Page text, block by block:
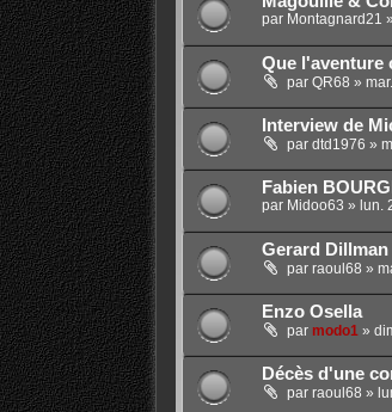
par Montagnard21 »
Que l'aventure
par QR68 »
Interview de
par dtd1976 »
Fabien
par Midoo63 » lun.
Gerard
par raoul68 »
Enzo Osella
par modo1»
Décès d'une
par raoul68 »